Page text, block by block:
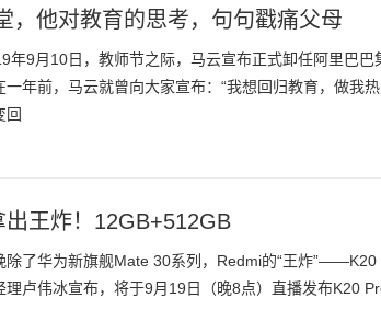
，他对教育的思考，句句戳痛父母
年9月10日，教师节之际，马云宣布正式卸任阿里巴
一年前，马云就曾向大家宣布：“我想回归教育，做我
回
王炸！12GB+512GB
除了华为新旗舰Mate 30系列，Redmi的“王炸
理卢伟冰宣布，将于9月19日（晚8点）直播发布K20